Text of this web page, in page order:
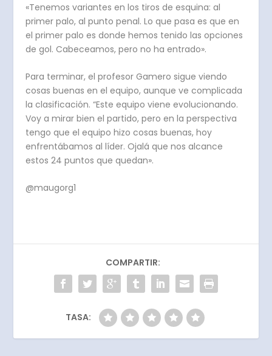
«Tenemos variantes en los tiros de esquina: al
primer palo, al punto penal. Lo que pasa es que en
el primer palo es donde hemos tenido las opciones
de gol. Cabeceamos, pero no ha entrado».
Para terminar, el profesor Gamero sigue viendo
cosas buenas en el equipo, aunque ve complicada
la clasificación. “Este equipo viene evolucionando.
Voy a mirar bien el partido, pero en la perspectiva
tengo que el equipo hizo cosas buenas, hoy
enfrentábamos al líder. Ojalá que nos alcance
estos 24 puntos que quedan».
@maugorg1
COMPARTIR:
TASA: